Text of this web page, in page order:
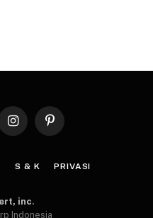
InstagramPinterest
S & K PRIVASI
inc.
Indonesia